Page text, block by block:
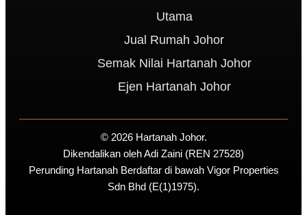
Utama
Jual Rumah Johor
Semak Nilai Hartanah Johor
Ejen Hartanah Johor
© 2026 Hartanah Johor.
Dikendalikan oleh Adi Zaini (REN 27528)
Perunding Hartanah Berdaftar di bawah Vigor Properties
Sdn Bhd (E(1)1975).